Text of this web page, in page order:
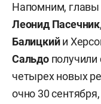
Напомним,
Леонид Пасечник
Балицкийи
Сальдополучили
четырех новых
очно 30